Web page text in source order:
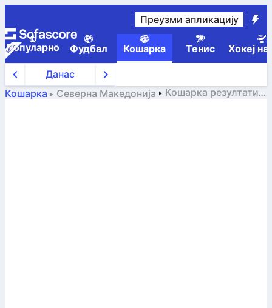
Преузми апликацију
Популарно Фудбал Кошарка Тенис Хокеј
Данас
Кошарка
Северна Македонија Кошарка резултати